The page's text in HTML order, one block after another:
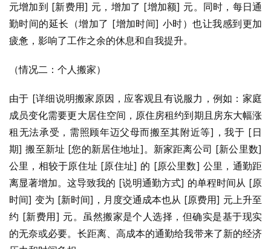
元增加到 [新费用] 元，增加了 [增加额] 元。同时，每日通
勤时间的延长（增加了 [增加时间] 小时）也让我感到更加
疲惫，影响了工作之余的休息和自我提升。
（情况二：个人搬家）
由于 [详细说明搬家原因，应客观且有说服力，例如：家庭
成员变化需要更大居住空间，原住房租约到期且房东大幅涨
租无法承受，需照顾年迈父母而搬至其附近等]，我于 [日
期] 搬至新址 [您的新居住地址]。新家距离公司 [新公里数]
公里，相较于原住址 [原住址] 的 [原公里数] 公里，通勤距
离显著增加。这导致我的 [说明通勤方式] 的单程时间从 [原
时间] 变为 [新时间]，月度交通成本也从 [原费用] 元上升至
约 [新费用] 元。虽然搬家是个人选择，但确实是基于现实
的无奈或必要。长距离、高成本的通勤给我带来了新的经济